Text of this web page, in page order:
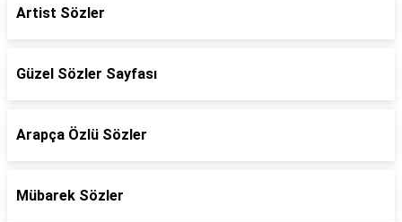
Artist Sözler
Güzel Sözler Sayfası
Arapça Özlü Sözler
Mübarek Sözler